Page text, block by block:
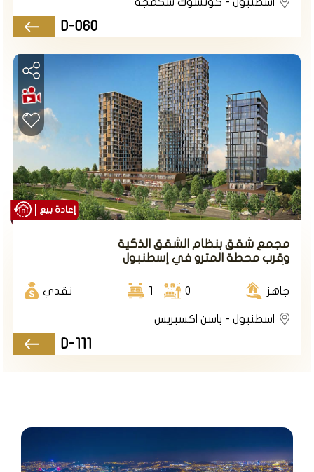
D-060
مجمع شقق بنظام الشقق الذكية
وقرب محطة المترو في إسطنبول
جاهز 0
1 نقدي
اسطنبول - باسن اكسبريس
D-111